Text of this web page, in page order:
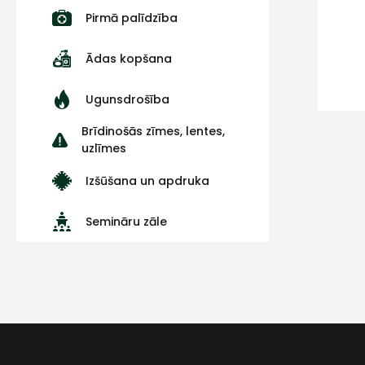
Pirmā palīdzība
Ādas kopšana
Ugunsdrošība
Brīdinošās zīmes, lentes,
uzlīmes
Izšūšana un apdruka
Semināru zāle